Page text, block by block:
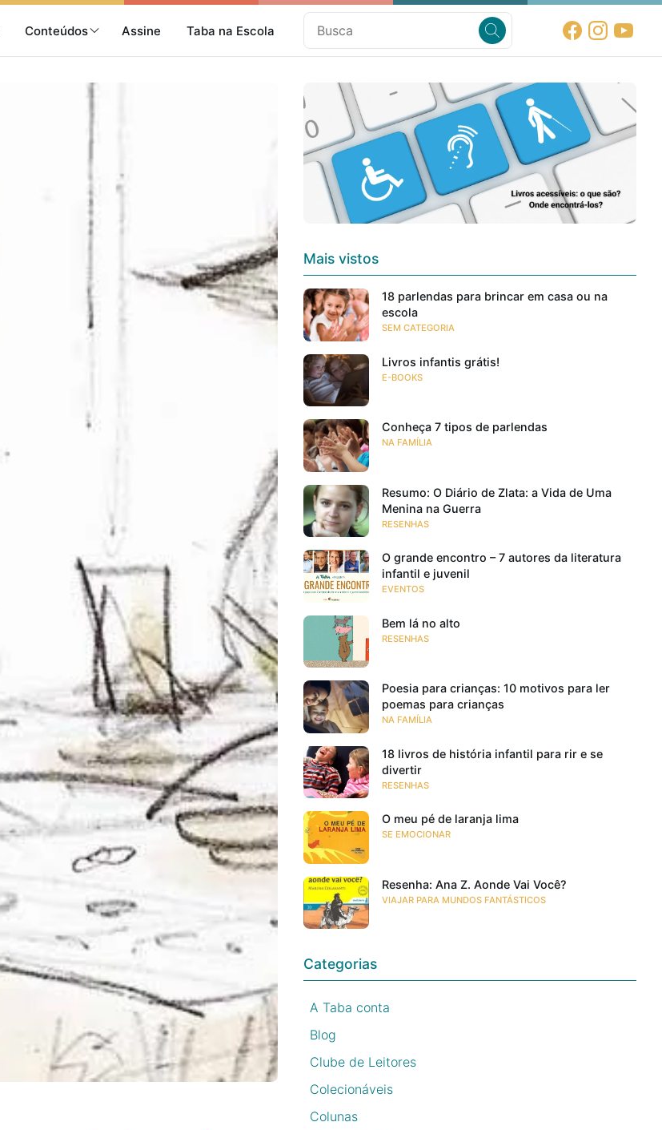
Conteúdos Assine Taba na Escola
Mais vistos
18 parlendas para brincar em casa ou na
escola
SEM CATEGORIA
Livros infantis grátis!
E-BOOKS
Conheça 7 tipos de parlendas
NA FAMÍLIA
Resumo: O Diário de Zlata: a Vida de Uma
Menina na Guerra
RESENHAS
O grande encontro – 7 autores da literatura
infantil e juvenil
EVENTOS
Bem lá no alto
RESENHAS
Poesia para crianças: 10 motivos para ler
poemas para crianças
NA FAMÍLIA
18 livros de história infantil para rir e se
divertir
RESENHAS
O meu pé de laranja lima
SE EMOCIONAR
Resenha: Ana Z. Aonde Vai Você?
VIAJAR PARA MUNDOS FANTÁSTICOS
Categorias
A Taba conta
Blog
Clube de Leitores
Colecionáveis
Colunas